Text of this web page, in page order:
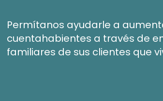
Permítanos ayudarle a
cuentahabientes a través de
familiares de sus clientes que